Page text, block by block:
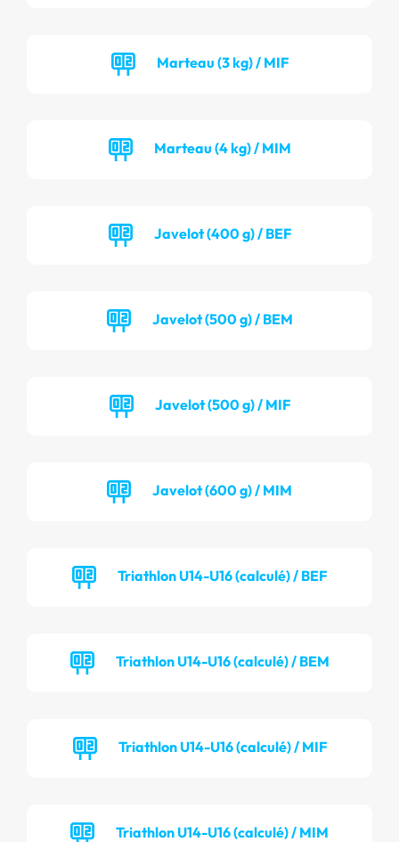
Marteau (3 kg) / MIF
Marteau (4 kg) / MIM
Javelot (400 g) / BEF
Javelot (500 g) / BEM
Javelot (500 g) / MIF
Javelot (600 g) / MIM
Triathlon U14-U16 (calculé) / BEF
Triathlon U14-U16 (calculé) / BEM
Triathlon U14-U16 (calculé) / MIF
Triathlon U14-U16 (calculé) / MIM